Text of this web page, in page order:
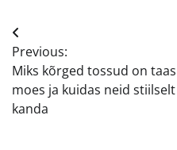
Navigeerimine
Previous:
Miks kõrged tossud on taas
moes ja kuidas neid stiilselt
kanda